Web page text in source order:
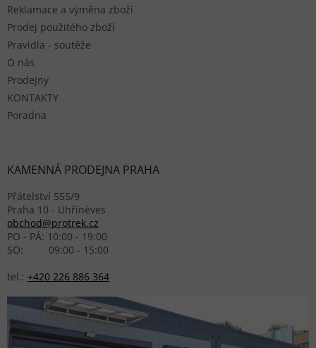
Reklamace a výměna zboží
Prodej použitého zboží
Pravidla - soutěže
O nás
Prodejny
KONTAKTY
Poradna
KAMENNÁ PRODEJNA PRAHA
Přátelství 555/9
Praha 10 - Uhříněves
obchod@protrek.cz
PO - PÁ: 10:00 - 19:00
SO: 09:00 - 15:00
tel.: +420 226 886 364